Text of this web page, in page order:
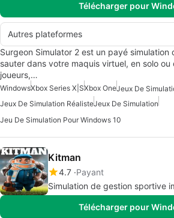
Télécharger pour
Autres plateformes
Surgeon Simulator 2 est un payé simulation
sauter dans votre maquis virtuel, en solo
joueurs,…
WindowsXbox Series X|SXbox OneJeux De
Jeux De Simulation RéalisteJeux De Simulation
Jeu De Simulation Pour Windows 10
Kitman
4.7 Payant
Simulation de gestion sportive
Télécharger pour